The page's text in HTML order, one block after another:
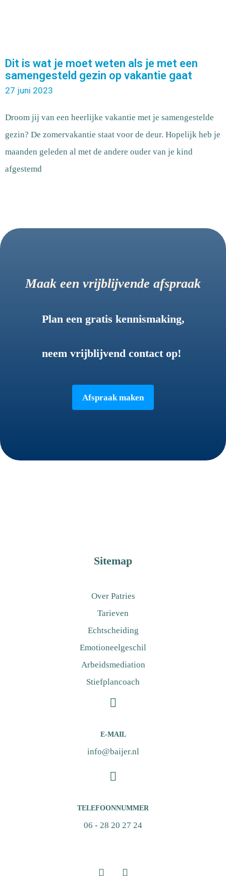
Dit is wat je moet weten als je met een
samengesteld gezin op vakantie gaat
27 juni 2023
Droom jij van een heerlijke vakantie met je samengestelde
gezin? De zomervakantie staat voor de deur. Hopelijk heb je
maanden geleden al met de andere ouder van je kind
afgestemd
Maak een vrijblijvende afspraak
Plan een gratis kennismaking,
neem vrijblijvend contact op!
Afspraak maken
Sitemap
Over Patries
Tarieven
Echtscheiding
Emotioneelgeschil
Arbeidsmediation
Stiefplancoach
E-MAIL
info@baijer.nl
TELEFOONNUMMER
06 - 28 20 27 24